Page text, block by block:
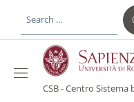
CSB - Centro Sistema